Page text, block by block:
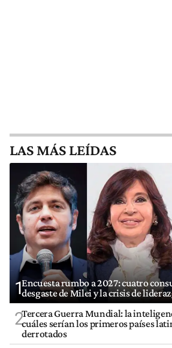
LAS MÁS LEÍDAS
1Encuesta rumbo a 2027: cuatro
desgaste de Milei y la crisis de
2Tercera Guerra Mundial: la
cuáles serían los primeros países
derrotados